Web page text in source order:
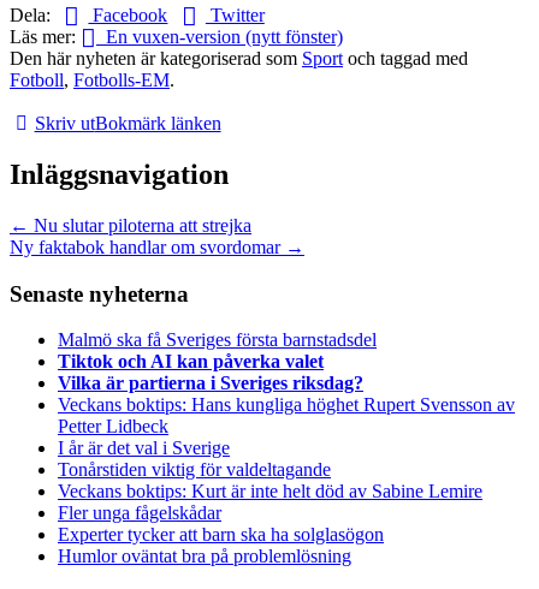
Dela: Facebook
Twitter
Läs mer:
En vuxen-version (nytt fönster)
Den här nyheten är kategoriserad som Sport och taggad med
Fotboll, Fotbolls-EM.
Skriv utBokmärk länken
Inläggsnavigation
← Nu slutar piloterna att strejka
Ny faktabok handlar om svordomar →
Senaste nyheterna
Malmö ska få Sveriges första barnstadsdel
Tiktok och AI kan påverka valet
Vilka är partierna i Sveriges riksdag?
Veckans boktips: Hans kungliga höghet Rupert Svensson av
Petter Lidbeck
I år är det val i Sverige
Tonårstiden viktig för valdeltagande
Veckans boktips: Kurt är inte helt död av Sabine Lemire
Fler unga fågelskådar
Experter tycker att barn ska ha solglasögon
Humlor oväntat bra på problemlösning